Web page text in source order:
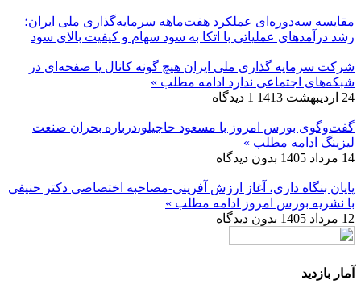
مقایسه سه‌دوره‌ای عملکرد هفت‌ماهه سرمایه‌گذاری ملی ایران؛
رشد درآمدهای عملیاتی با اتکا به سود سهام و کیفیت بالای سود
شرکت سرمایه گذاری ملی ایران هیچ گونه کانال یا صفحه‌ای در
شبکه‌های اجتماعی ندارد ادامه مطلب »
24 اردیبهشت 1413
1 دیدگاه
گفت‌وگوی بورس امروز با مسعود حاجیلو،درباره بحران صنعت
لیزینگ ادامه مطلب »
14 مرداد 1405
بدون دیدگاه
پایان بنگاه داری، آغاز ارزش آفرینی-مصاحبه اختصاصی دکتر حنیفی
با نشریه بورس امروز
ادامه مطلب »
12 مرداد 1405
بدون دیدگاه
آمار بازدید